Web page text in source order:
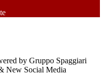
by Gruppo Spaggiari
New Social Media